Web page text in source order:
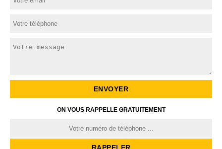
ON VOUS RAPPELLE GRATUITEMENT